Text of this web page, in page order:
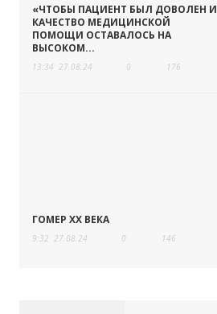
«ЧТОБЫ ПАЦИЕНТ БЫЛ ДОВОЛЕН И
КАЧЕСТВО МЕДИЦИНСКОЙ
ПОМОЩИ ОСТАВАЛОСЬ НА
ВЫСОКОМ...
13:34 27.08.24 0 176
ГОМЕР ХХ ВЕКА
9:32 27.08.24 0 146